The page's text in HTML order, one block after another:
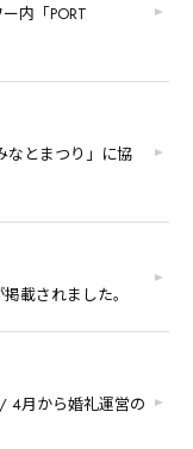
内「PORT
なとまつり」に協
載されました。
4月から婚礼運営の